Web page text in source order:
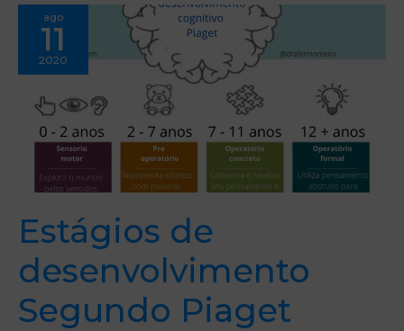
ago
11
2020
Estágios de
desenvolvimento
Segundo Piaget
Estágios
de
desenvolvimento
Piaget